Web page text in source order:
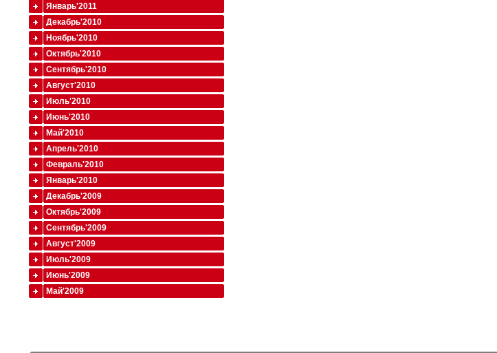
Январь'2011
Декабрь'2010
Ноябрь'2010
Октябрь'2010
Сентябрь'2010
Август'2010
Июль'2010
Июнь'2010
Май'2010
Апрель'2010
Февраль'2010
Январь'2010
Декабрь'2009
Октябрь'2009
Сентябрь'2009
Август'2009
Июль'2009
Июнь'2009
Май'2009